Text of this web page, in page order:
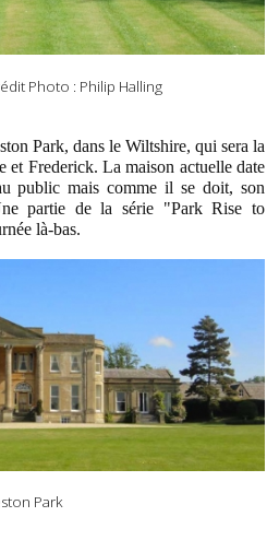
Photo : Philip Halling
Park, dans le Wiltshire, qui sera la
Frederick. La maison actuelle date
public mais comme il se doit, son
partie de la série "Park Rise to
là-bas.
Park